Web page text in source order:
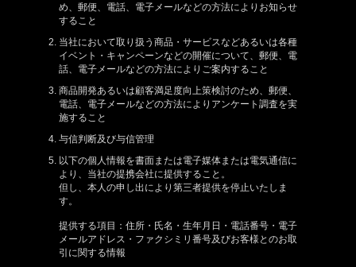
め、郵便、電話、電子メールなどの方法によりお知らせ
すること
当社において取り扱う商品・サービスなどあるいは各種
イベント・キャンペーンなどの開催について、郵便、電
話、電子メールなどの方法によりご案内すること
商品開発あるいは顧客満足度向上策検討のため、郵便、
電話、電子メールなどの方法によりアンケート調査を実
施すること
与信判断及び与信管理
以下の個人情報を書面または電子媒体または電気通信に
より、当社の提携会社に提供すること。
但し、本人の申し出により第三者提供を停止いたしま
す。
提供する項目：住所・氏名・生年月日・電話番号・電子
メールアドレス・ファクシミリ番号及びお客様とのお取
引に関する情報